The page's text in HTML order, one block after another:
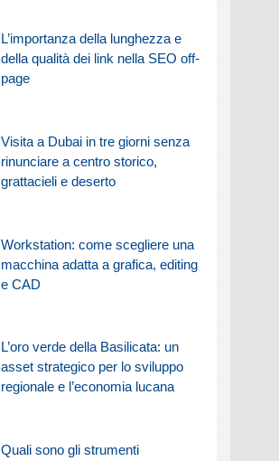
L’importanza della lunghezza e
della qualità dei link nella SEO off-
page
Visita a Dubai in tre giorni senza
rinunciare a centro storico,
grattacieli e deserto
Workstation: come scegliere una
macchina adatta a grafica, editing
e CAD
L’oro verde della Basilicata: un
asset strategico per lo sviluppo
regionale e l’economia lucana
Quali sono gli strumenti